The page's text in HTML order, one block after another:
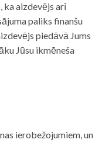
ka aizdevējs arī
paliks finanšu
piedāvā Jums
Jūsu ikmēneša
ierobežojumiem, un